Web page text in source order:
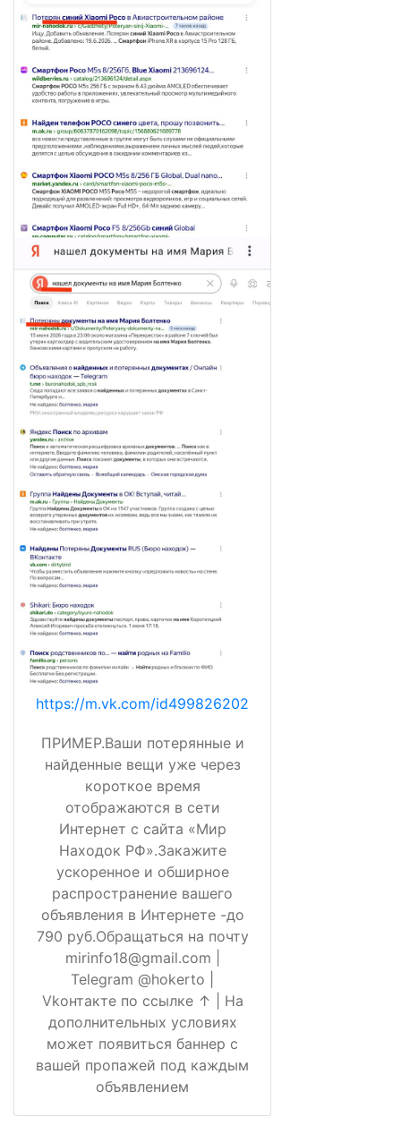
https://m.vk.com/id499826202
ПРИМЕР.Ваши потерянные и
найденные вещи уже через
короткое время
отображаются в сети
Интернет с сайта «Мир
Находок РФ».Закажите
ускоренное и обширное
распространение вашего
объявления в Интернете -до
790 руб.Обращаться на почту
mirinfo18@gmail.com |
Telegram @hokerto |
Vkонтакте по ссылке ↑ | На
дополнительных условиях
может появиться баннер с
вашей пропажей под каждым
объявлением